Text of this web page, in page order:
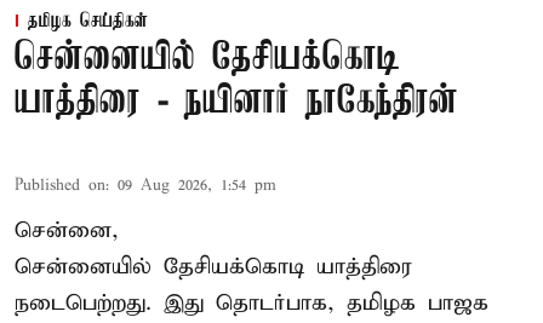
தமிழக செய்திகள்
சென்னையில் தேசியக்கொடி
யாத்திரை - நயினார் நாகேந்திரன்
Published on: 09 Aug 2026, 1:54 pm
சென்னை,
சென்னையில் தேசியக்கொடி யாத்திரை
நடைபெற்றது. இது தொடர்பாக, தமிழக பாஜக